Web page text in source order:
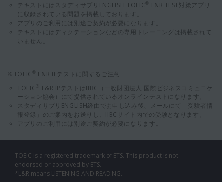
テキストにはスタディサプリENGLISH TOEIC ®
L&R TEST対策アプリ
に収録されている問題を掲載しております。
アプリのご利用には別途ご契約が必要になります。
テキストにはディクテーションなどの専用トレーニングは掲載されて
いません。
※TOEIC ®
L&R IPテストに関するご注意
TOEIC ®
L&R IPテストはIIBC（一般財団法人 国際ビジネスコミュニケ
ーション協会）にて提供されているオンラインテストになります。
スタディサプリENGLISH経由でお申し込み後、メールにて「受験者情
報登録」のご案内をお送りし、IIBCサイト内での受験となります。
アプリのご利用には別途ご契約が必要になります。
TOEIC is a registered trademark of ETS. This product is not
endorsed or approved by ETS.
*L&R means LISTENING AND READING.